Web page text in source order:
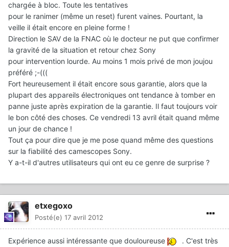
chargée à bloc. Toute les tentatives
pour le ranimer (même un reset) furent vaines. Pourtant, la
veille il était encore en pleine forme !
Direction le SAV de la FNAC où le docteur ne put que confirmer
la gravité de la situation et retour chez Sony
pour intervention lourde. Au moins 1 mois privé de mon joujou
préféré ;-(((
Fort heureusement il était encore sous garantie, alors que la
plupart des appareils électroniques ont tendance à tomber en
panne juste après expiration de la garantie. Il faut toujours voir
le bon côté des choses. Ce vendredi 13 avril était quand même
un jour de chance !
Tout ça pour dire que je me pose quand même des questions
sur la fiabilité des camescopes Sony.
Y a-t-il d'autres utilisateurs qui ont eu ce genre de surprise ?
etxegoxo
Posté(e) 17 avril 2012
Expérience aussi intéressante que douloureuse
. C'est très